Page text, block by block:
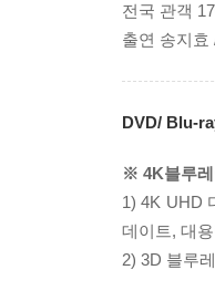
전국 관객
출연 송지효
DVD/ Blu-
※ 4K블루레
1) 4K UHD
데이트, 대
2) 3D 블루